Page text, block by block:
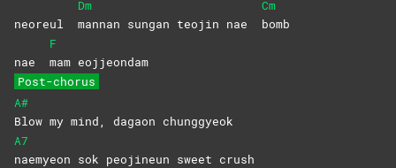
neoreul
Dm
mannan sungan teojin nae
Cm
bomb
nae
F
mam eojjeondam
Post-chorus
A#
Blow my mind, dagaon chunggyeok
A7
naemyeon sok peojineun sweet crush